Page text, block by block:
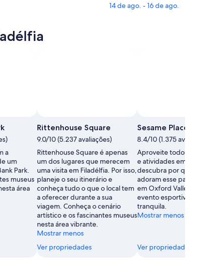
14 de ago. - 16 de ago.
grátis
de
Ann
Sair
a
um
Park.
museus
área
Rittenhouse Square
9.0/10 (5.237 avaliações)
Rittenhouse Square é apenas
um dos lugares que merecem
uma visita em Filadélfia. Por isso,
planeje o seu itinerário e
conheça tudo o que o local tem
a oferecer durante a sua
viagem. Conheça o cenário
artístico e os fascinantes museus
nesta área vibrante.
Mostrar menos
Ver propriedades
Sesame Place
8.4/10 (1.375 avaliações)
Aproveite todos os
e atividades em Sesame
descubra por que todos
adoram esse parque
em Oxford Valley. Assista
evento esportivo nesta
tranquila.
Mostrar menos
Ver propriedades